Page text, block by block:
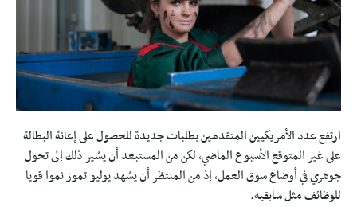
ارتفع عدد الأمريكيين المتقدمين بطلبات جديدة للحصول على إعانة البطالة
على غير المتوقع الأسبوع الماضي، لكن من المستبعد أن يشير ذلك إلى تحول
جوهري في أوضاع سوق العمل، إذ من المنتظر أن يشهد يوليو تموز نموا قويا
للوظائف مثل سابقيه.